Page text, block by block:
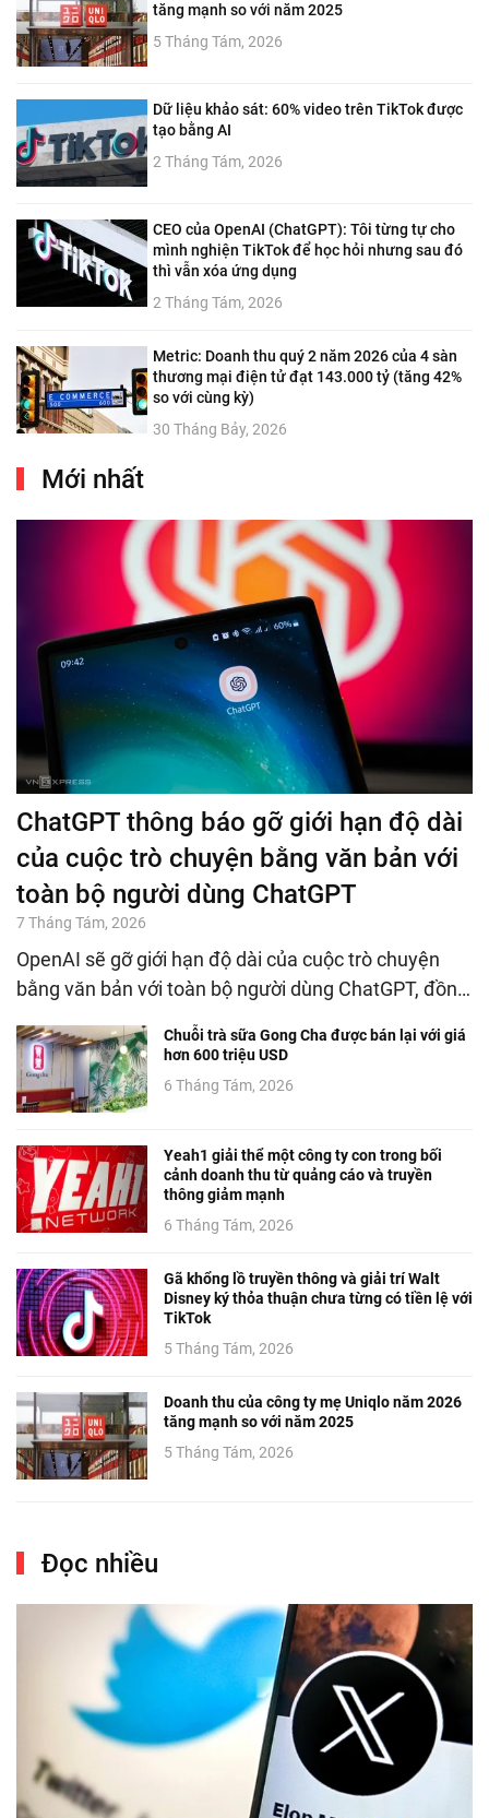
tăng mạnh so với năm 2025
5 Tháng Tám, 2026
Dữ liệu khảo sát: 60% video trên TikTok được
tạo bằng AI
2 Tháng Tám, 2026
CEO của OpenAI (ChatGPT): Tôi từng tự cho
mình nghiện TikTok để học hỏi nhưng sau đó
thì vẫn xóa ứng dụng
2 Tháng Tám, 2026
Metric: Doanh thu quý 2 năm 2026 của 4 sàn
thương mại điện tử đạt 143.000 tỷ (tăng 42%
so với cùng kỳ)
30 Tháng Bảy, 2026
Mới nhất
ChatGPT thông báo gỡ giới hạn độ dài
của cuộc trò chuyện bằng văn bản với
toàn bộ người dùng ChatGPT
7 Tháng Tám, 2026
OpenAI sẽ gỡ giới hạn độ dài của cuộc trò chuyện
bằng văn bản với toàn bộ người dùng ChatGPT, đồn…
Chuỗi trà sữa Gong Cha được bán lại với giá
hơn 600 triệu USD
6 Tháng Tám, 2026
Yeah1 giải thể một công ty con trong bối
cảnh doanh thu từ quảng cáo và truyền
thông giảm mạnh
6 Tháng Tám, 2026
Gã khổng lồ truyền thông và giải trí Walt
Disney ký thỏa thuận chưa từng có tiền lệ với
TikTok
5 Tháng Tám, 2026
Doanh thu của công ty mẹ Uniqlo năm 2026
tăng mạnh so với năm 2025
5 Tháng Tám, 2026
Đọc nhiều